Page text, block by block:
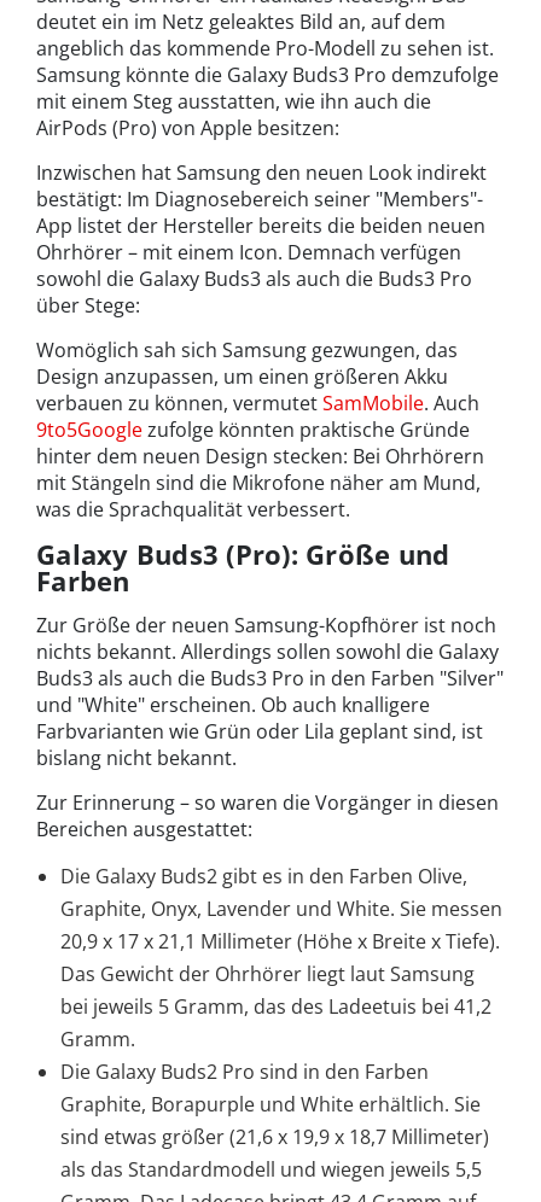
deutet ein im Netz geleaktes Bild an, auf dem
angeblich das kommende Pro-Modell zu sehen ist.
Samsung könnte die Galaxy Buds3 Pro demzufolge
mit einem Steg ausstatten, wie ihn auch die
AirPods (Pro) von Apple besitzen:
Inzwischen hat Samsung den neuen Look indirekt
bestätigt: Im Diagnosebereich seiner "Members"-
App listet der Hersteller bereits die beiden neuen
Ohrhörer – mit einem Icon. Demnach verfügen
sowohl die Galaxy Buds3 als auch die Buds3 Pro
über Stege:
Womöglich sah sich Samsung gezwungen, das
Design anzupassen, um einen größeren Akku
verbauen zu können, vermutetSamMobile. Auch
9to5Googlezufolge könnten praktische Gründe
hinter dem neuen Design stecken: Bei Ohrhörern
mit Stängeln sind die Mikrofone näher am Mund,
was die Sprachqualität verbessert.
Galaxy Buds3 (Pro): Größe und
Farben
Zur Größe der neuen Samsung-Kopfhörer ist noch
nichts bekannt. Allerdings sollen sowohl die Galaxy
Buds3 als auch die Buds3 Pro in den Farben "Silver"
und "White" erscheinen. Ob auch knalligere
Farbvarianten wie Grün oder Lila geplant sind, ist
bislang nicht bekannt.
Zur Erinnerung – so waren die Vorgänger in diesen
Bereichen ausgestattet:
Die Galaxy Buds2 gibt es in den Farben Olive,
Graphite, Onyx, Lavender und White. Sie messen
20,9 x 17 x 21,1 Millimeter (Höhe x Breite x Tiefe).
Das Gewicht der Ohrhörer liegt laut Samsung
bei jeweils 5 Gramm, das des Ladeetuis bei 41,2
Gramm.
Die Galaxy Buds2 Pro sind in den Farben
Graphite, Borapurple und White erhältlich. Sie
sind etwas größer (21,6 x 19,9 x 18,7 Millimeter)
als das Standardmodell und wiegen jeweils 5,5